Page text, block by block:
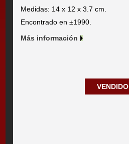
Medidas: 14 x 12 x 3.7 cm.
Encontrado en ±1990.
Más información
VENDIDO